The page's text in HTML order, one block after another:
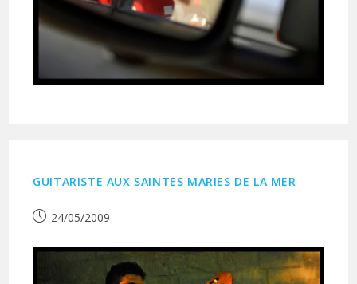
GUITARISTE AUX SAINTES MARIES DE LA MER
Publication
24/05/2009